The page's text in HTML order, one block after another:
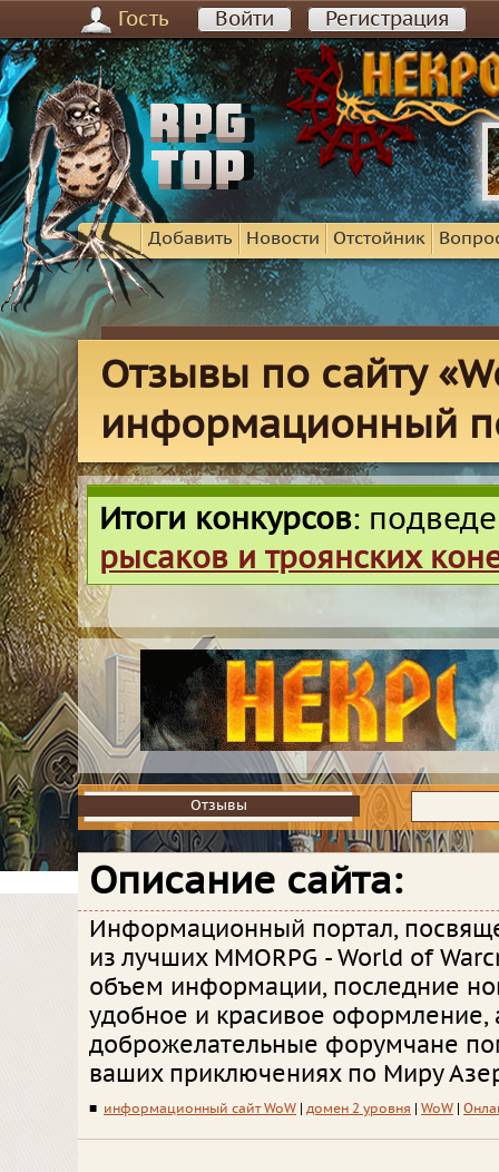
Гость Войти Регистрация
Добавить Новости Отстойник
Отзывы по сайту
информационный
Итоги конкурсов:
рысаков и троянских
Отзывы
Отзывы
Описание сайта:
Информационный портал,
из лучших MMORPG - World of
объем информации, последние
удобное и красивое оформление,
доброжелательные форумчане
ваших приключениях по Миру
■ информационный сайт WoW домен 2 уровня WoW